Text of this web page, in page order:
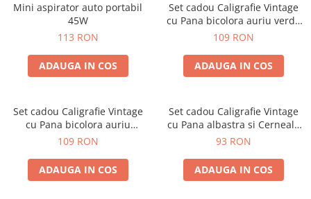
Mini aspirator auto portabil
45W
113 RON
ADAUGA IN COS
Set cadou Caligrafie Vintage
cu Pana bicolora auriu verde
si Accesorii pentru Sigiliu, 5
109 RON
ADAUGA IN COS
Set cadou Caligrafie Vintage
cu Pana bicolora auriu
albastru si Accesorii pentru
109 RON
ADAUGA IN COS
Set cadou Caligrafie Vintage
cu Pana albastra si Cerneala
si Accesorii, 7 piese
93 RON
ADAUGA IN COS